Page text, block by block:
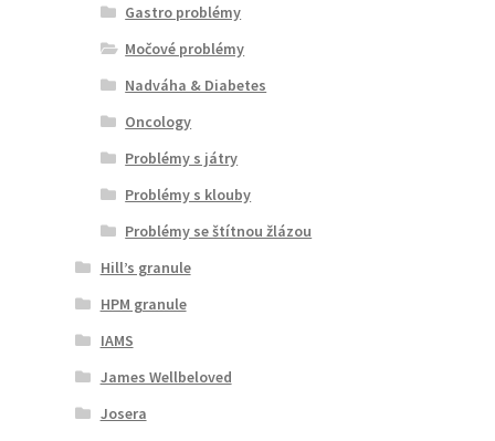
Gastro problémy
Močové problémy
Nadváha & Diabetes
Oncology
Problémy s játry
Problémy s klouby
Problémy se štítnou žlázou
Hill’s granule
HPM granule
IAMS
James Wellbeloved
Josera